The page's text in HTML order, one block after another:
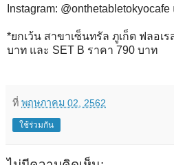
Instagram:
*ยกเว้น สาขาเซ็นทรัล ภูเก็ต ฟลอเ
บาท และ SET B ราคา 790 บาท
ที่ พฤษภาคม 02, 2562
ใช้ร่วมกัน